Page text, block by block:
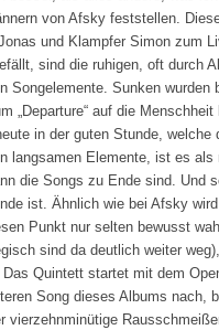
von Afsky feststellen.
und Klampfer Simon zum
sind die ruhigen, oft durch
Songelemente. Sunken wurden
„Departure“ auf die
in der guten Stunde, welche
langsamen Elemente, ist es
die Songs zu Ende sind. Und
ist. Ähnlich wie bei Afsky
Punkt nur selten bewusst
sind da deutlich weiter
Quintett startet mit dem
Song dieses Albums nach,
vierzehnminütige